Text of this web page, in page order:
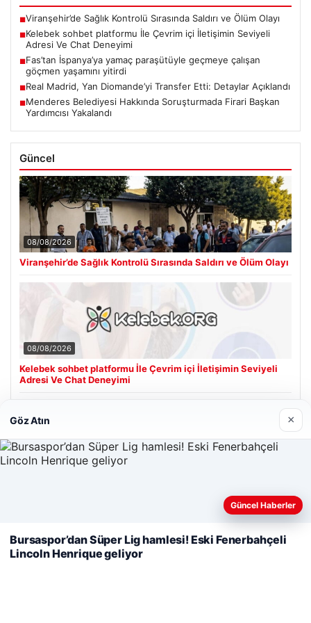
■Viranşehir’de Sağlık Kontrolü Sırasında Saldırı ve Ölüm Olayı
■Kelebek sohbet platformu İle Çevrim içi İletişimin Seviyeli
Adresi Ve Chat Deneyimi
■Fas’tan İspanya’ya yamaç paraşütüyle geçmeye çalışan
göçmen yaşamını yitirdi
■Real Madrid, Yan Diomande’yi Transfer Etti: Detaylar Açıklandı
■Menderes Belediyesi Hakkında Soruşturmada Firari Başkan
Yardımcısı Yakalandı
Güncel
08/08/2026
Viranşehir’de Sağlık Kontrolü Sırasında Saldırı ve Ölüm Olayı
08/08/2026
Kelebek sohbet platformu İle Çevrim içi İletişimin Seviyeli
Adresi Ve Chat Deneyimi
Cengiz Sigorta
Web sitemizi nasıl kullandığınızı daha iyi anlayabilmek,
kullanıyoruz. Çerez Politikamız
Reddet Kabul Et
Göz Atın ×
Güncel Haberler
Bursaspor’dan Süper Lig hamlesi! Eski Fenerbahçeli
Lincoln Henrique geliyor